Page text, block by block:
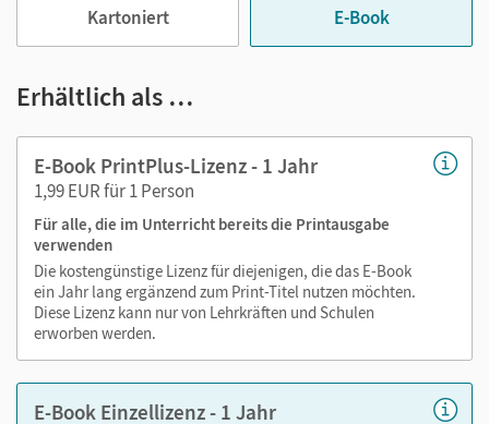
Viele digitale Funktionen unterstützen das Lehren und
Lernen:
Notizen erstellen
Lesezeichen hinzufügen
Zoomen
Kartoniert E-Book
Erhältlich als …
E-Book PrintPlus-Lizenz - 1 Jahr
1,99 EUR für 1 Person
Für alle, die im Unterricht bereits die Printausgabe
verwenden
Die kostengünstige Lizenz für diejenigen, die das E-Book
ein Jahr lang ergänzend zum Print-Titel nutzen möchten.
Diese Lizenz kann nur von Lehrkräften und Schulen
erworben werden.
E-Book Einzellizenz - 1 Jahr